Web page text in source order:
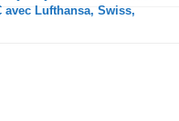
avec Lufthansa, Swiss,